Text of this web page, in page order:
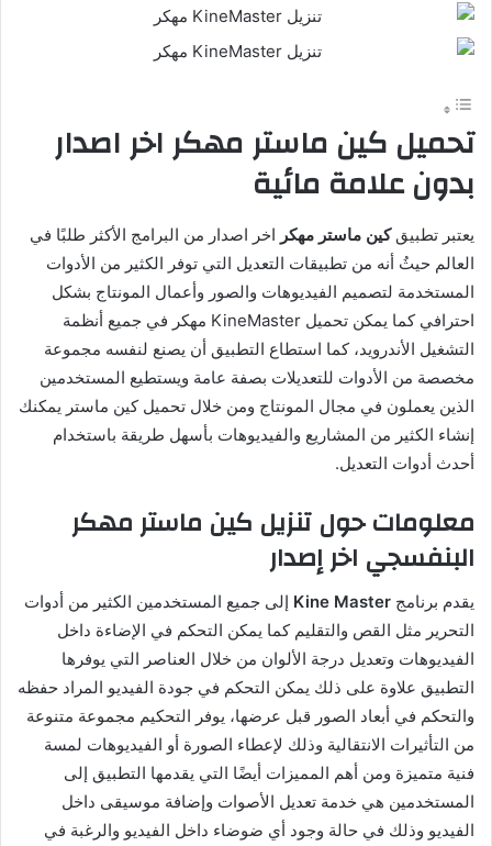
تحميل كين ماسترمهكر اخر اصدار
بدون علامة مائية
يعتبر تطبيقكين ماستر مهكر اخر اصدار من البرامج الأكثر طلبًا في
العالم حيثُ أنه من تطبيقات التعديل التي توفر الكثير من الأدوات
المستخدمة لتصميم الفيديوهات والصور وأعمال المونتاج بشكل
احترافي كما يمكن تحميل KineMaster مهكر في جميع أنظمة
التشغيل الأندرويد، كما استطاع التطبيق أن يصنع لنفسه مجموعة
مخصصة من الأدوات للتعديلات بصفة عامة ويستطيع المستخدمين
الذين يعملون في مجال المونتاج ومن خلال تحميل كين ماستر يمكنك
إنشاء الكثير من المشاريع والفيديوهات بأسهل طريقة باستخدام
أحدث أدوات التعديل.
معلوماتحولتنزيل كين ماسترمهكر
البنفسجي اخرإصدار
يقدم برنامج
إلى جميع المستخدمين الكثير من أدوات
التحرير مثل القص والتقليم كما يمكن التحكم في الإضاءة داخل
الفيديوهات وتعديل درجة الألوان من خلال العناصر التي يوفرها
التطبيق علاوة على ذلك يمكن التحكم في جودة الفيديو المراد حفظه
والتحكم في أبعاد الصور قبل عرضها، يوفر التحكيم مجموعة متنوعة
من التأثيرات الانتقالية وذلك لإعطاء الصورة أو الفيديوهات لمسة
فنية متميزة ومن أهم المميزات أيضًا التي يقدمها التطبيق إلى
المستخدمين هي خدمة تعديل الأصوات وإضافة موسيقى داخل
الفيديو وذلك في حالة وجود أي ضوضاء داخل الفيديو والرغبة في